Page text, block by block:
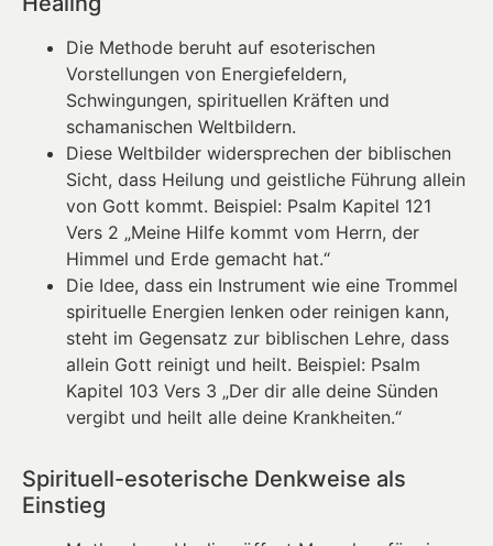
Die Methode beruht auf esoterischen
Vorstellungen von Energiefeldern,
Schwingungen, spirituellen Kräften und
schamanischen Weltbildern.
Diese Weltbilder widersprechen der biblischen
Sicht, dass Heilung und geistliche Führung allein
von Gott kommt. Beispiel: Psalm Kapitel 121
Vers 2 „Meine Hilfe kommt vom Herrn, der
Himmel und Erde gemacht hat.“
Die Idee, dass ein Instrument wie eine Trommel
spirituelle Energien lenken oder reinigen kann,
steht im Gegensatz zur biblischen Lehre, dass
allein Gott reinigt und heilt. Beispiel: Psalm
Kapitel 103 Vers 3 „Der dir alle deine Sünden
vergibt und heilt alle deine Krankheiten.“
Spirituell-esoterische Denkweise als
Einstieg